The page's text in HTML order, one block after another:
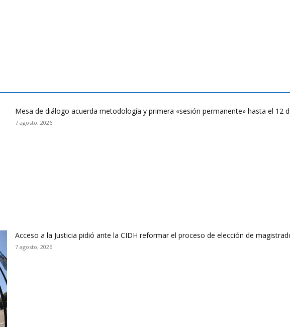
Mesa de diálogo acuerda metodología y primera «sesión permanente» hasta el 12
7 agosto, 2026
Acceso a la Justicia pidió ante la CIDH reformar el proceso de elección de
7 agosto, 2026